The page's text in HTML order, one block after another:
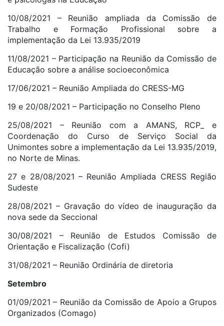
10/08/2021 – Reunião ampliada da Comissão de
Trabalho e Formação Profissional sobre a
implementação da Lei 13.935/2019
11/08/2021 – Participação na Reunião da Comissão de
Educação sobre a análise socioeconômica
17/06/2021 – Reunião Ampliada do CRESS-MG
19 e 20/08/2021 – Participação no Conselho Pleno
25/08/2021 – Reunião com a AMANS, RCP_ e
Coordenação do Curso de Serviço Social da
Unimontes sobre a implementação da Lei 13.935/2019,
no Norte de Minas.
27 e 28/08/2021 – Reunião Ampliada CRESS Região
Sudeste
28/08/2021 – Gravação do vídeo de inauguração da
nova sede da Seccional
30/08/2021 – Reunião de Estudos Comissão de
Orientação e Fiscalização (Cofi)
31/08/2021 – Reunião Ordinária de diretoria
Setembro
01/09/2021 – Reunião da Comissão de Apoio a Grupos
Organizados (Comago)